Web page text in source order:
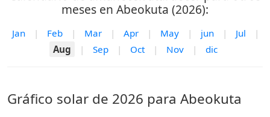
meses en Abeokuta (2026):
Jan | Feb | Mar | Apr | May | jun | Jul
|
Aug
| Sep | Oct | Nov | dic
Gráfico solar de 2026 para Abeokuta